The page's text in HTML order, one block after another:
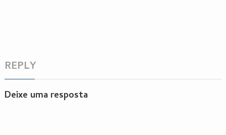
REPLY
Deixe uma resposta